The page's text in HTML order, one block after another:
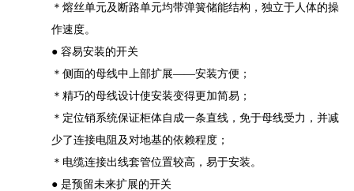
＊熔丝单元及断路单元均带弹簧储能结构，独立于人体的操
作速度。
● 容易安装的开关
＊侧面的母线中上部扩展——安装方便；
＊精巧的母线设计使安装变得更加简易；
＊定位销系统保证柜体自成一条直线，免于母线受力，并减
少了连接电阻及对地基的依赖程度；
＊电缆连接出线套管位置较高，易于安装。
● 是预留未来扩展的开关